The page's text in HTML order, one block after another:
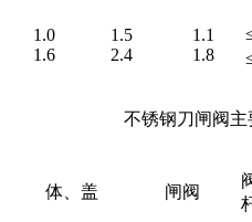
1.0
1.6
1.5
2.4
1.1
1.8
不锈钢刀闸阀主
体、盖 闸阀